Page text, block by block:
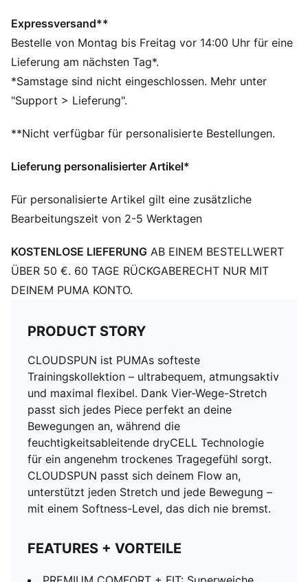
FEATURES + VORTEILE
PREMIUM COMFORT + FIT: Superweiche CLOUDSPUN
Gewebe verbinden Performance-Design mit 4-Wege-
Stretch für mehr Bewegungsfreiheit und Komfort
FEUCHTIGKEITSREGULIERUNG: Technische dryCELL
Gewebe leiten Feuchtigkeit von der Haut ab – für ein
Hergestellt aus mindestens 50 % recycelten
DETAILS
Hauptmaterial: Spacer
Ausschnitt: Kragen
Länge: Regulär
Tasche: Känguru
Expressversand**
Bestelle von Montag bis Freitag vor 14:00 Uhr für eine
Lieferung am nächsten Tag*.
*Samstage sind nicht eingeschlossen. Mehr unter
"Support > Lieferung".
**Nicht verfügbar für personalisierte Bestellungen.
Lieferung personalisierter Artikel*
Für personalisierte Artikel gilt eine zusätzliche
Bearbeitungszeit von 2-5 Werktagen
KOSTENLOSE LIEFERUNG AB EINEM BESTELLWERT
ÜBER 50 €. 60 TAGE RÜCKGABERECHT NUR MIT
DEINEM PUMA KONTO.
PRODUCT STORY
CLOUDSPUN ist PUMAs softeste
Trainingskollektion – ultrabequem, atmungsaktiv
und maximal flexibel. Dank Vier-Wege-Stretch
passt sich jedes Piece perfekt an deine
Bewegungen an, während die
feuchtigkeitsableitende dryCELL Technologie
für ein angenehm trockenes Tragegefühl sorgt.
CLOUDSPUN passt sich deinem Flow an,
unterstützt jeden Stretch und jede Bewegung –
mit einem Softness-Level, das dich nie bremst.
FEATURES + VORTEILE